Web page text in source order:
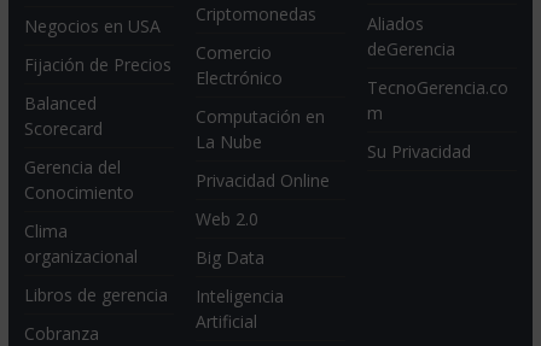
Negocios en USA
Fijación de Precios
Balanced
Scorecard
Gerencia del
Conocimiento
Clima
organizacional
Libros de gerencia
Cobranza
Criptomonedas
Comercio
Electrónico
Computación en
La Nube
Privacidad Online
Web 2.0
Big Data
Inteligencia
Artificial
Aliados
deGerencia
TecnoGerencia.co
m
Su Privacidad